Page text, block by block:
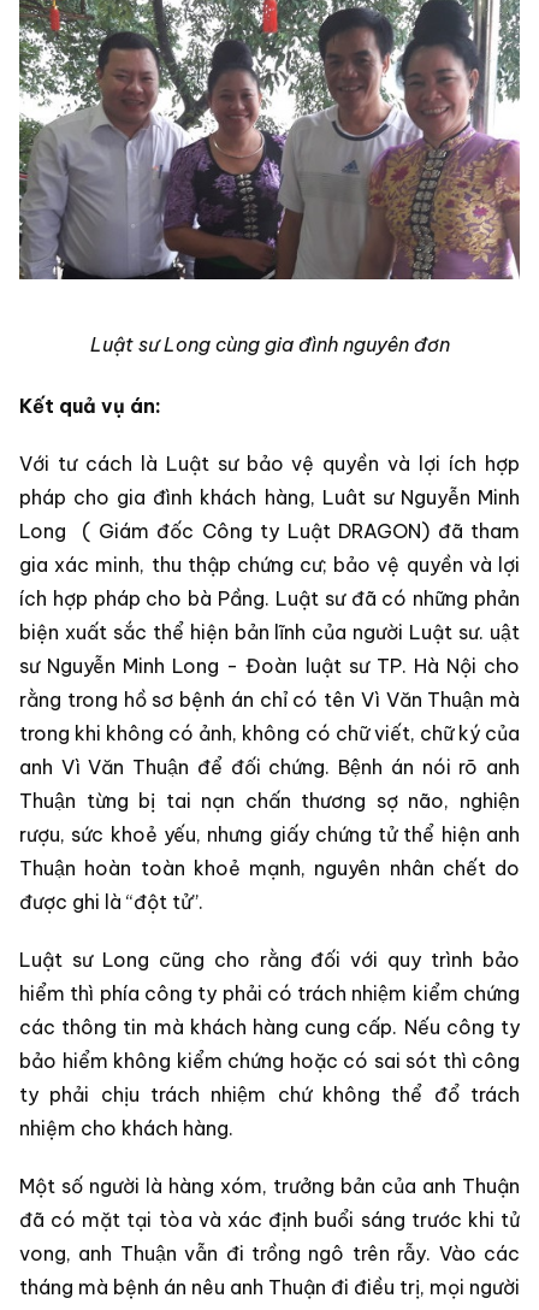
Luật sư Long cùng gia đình nguyên đơn
Kết quả vụ án:
Với tư cách là Luật sư bảo vệ quyền và lợi ích hợp
pháp cho gia đình khách hàng, Luât sư Nguyễn Minh
Long ( Giám đốc Công ty Luật DRAGON) đã tham
gia xác minh, thu thập chứng cư; bảo vệ quyền và lợi
ích hợp pháp cho bà Pầng. Luật sư đã có những phản
biện xuất sắc thể hiện bản lĩnh của người Luật sư. uật
sư Nguyễn Minh Long - Đoàn luật sư TP. Hà Nội cho
rằng trong hồ sơ bệnh án chỉ có tên Vì Văn Thuận mà
trong khi không có ảnh, không có chữ viết, chữ ký của
anh Vì Văn Thuận để đối chứng. Bệnh án nói rõ anh
Thuận từng bị tai nạn chấn thương sợ não, nghiện
rượu, sức khoẻ yếu, nhưng giấy chứng tử thể hiện anh
Thuận hoàn toàn khoẻ mạnh, nguyên nhân chết do
được ghi là “đột tử”.
Luật sư Long cũng cho rằng đối với quy trình bảo
hiểm thì phía công ty phải có trách nhiệm kiểm chứng
các thông tin mà khách hàng cung cấp. Nếu công ty
bảo hiểm không kiểm chứng hoặc có sai sót thì công
ty phải chịu trách nhiệm chứ không thể đổ trách
nhiệm cho khách hàng.
Một số người là hàng xóm, trưởng bản của anh Thuận
đã có mặt tại tòa và xác định buổi sáng trước khi tử
vong, anh Thuận vẫn đi trồng ngô trên rẫy. Vào các
tháng mà bệnh án nêu anh Thuận đi điều trị, mọi người